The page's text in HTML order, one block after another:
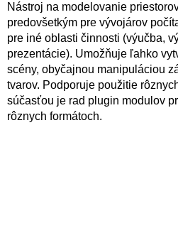
Nástroj na modelovanie
predovšetkým pre vývojárov
pre iné oblasti činnosti (výučba,
prezentácie). Umožňuje ľahko
scény, obyčajnou manipuláciou
tvarov. Podporuje použitie
súčasťou je rad plugin modulov
rôznych formátoch.